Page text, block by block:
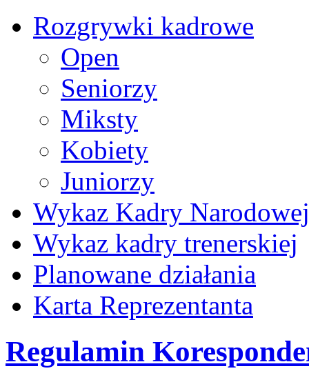
Rozgrywki kadrowe
Open
Seniorzy
Miksty
Kobiety
Juniorzy
Wykaz Kadry Narodowej
Wykaz kadry trenerskiej
Planowane działania
Karta Reprezentanta
Regulamin